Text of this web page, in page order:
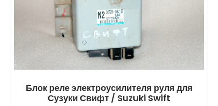
Блок реле электроусилителя руля для
Сузуки Свифт / Suzuki Swift